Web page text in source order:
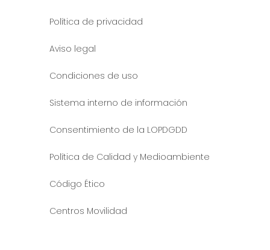
Política de privacidad
Aviso legal
Condiciones de uso
Sistema interno de información
Consentimiento de la LOPDGDD
Política de Calidad y Medioambiente
Código Ético
Centros Movilidad